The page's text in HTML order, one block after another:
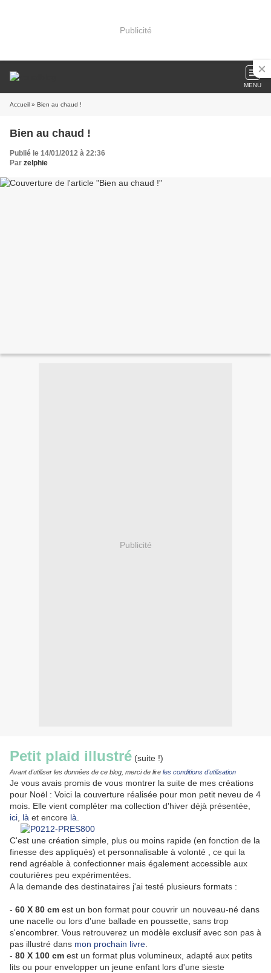
Publicité
MENU
Accueil » Bien au chaud !
Bien au chaud !
Publié le 14/01/2012 à 22:36
Par zelphie
Publicité
Petit plaid illustré (suite !)
Avant d'utiliser les données de ce blog, merci de lire les conditions d'utilisation
Je vous avais promis de vous montrer la suite de mes créations
pour Noël : Voici la couverture réalisée pour mon petit neveu de 4
mois. Elle vient compléter ma collection d'hiver déjà présentée,
ici là et encore là
C'est une création simple, plus ou moins rapide (en fonction de la
finesse des appliqués) et personnalisable à volonté , ce qui la
rend agréable à confectionner mais également accessible aux
couturières peu expérimentées.
A la demande des destinataires j'ai testé plusieurs formats :
- 60 X 80 cm est un bon format pour couvrir un nouveau-né dans
une nacelle ou lors d'une ballade en poussette, sans trop
s'encombrer. Vous retrouverez un modèle exclusif avec son pas à
pas illustré dans mon prochain livre
- 80 X 100 cm est un format plus volumineux, adapté aux petits
lits ou pour envelopper un jeune enfant lors d'une sieste